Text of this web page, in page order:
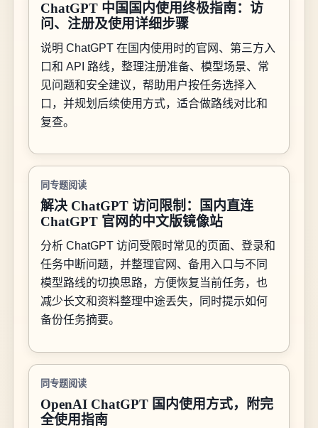
ChatGPT 中国国内使用终极指南：访
问、注册及使用详细步骤
说明 ChatGPT 在国内使用时的官网、第三方入
口和 API 路线，整理注册准备、模型场景、常
见问题和安全建议，帮助用户按任务选择入
口，并规划后续使用方式，适合做路线对比和
复查。
同专题阅读
解决 ChatGPT 访问限制：国内直连
ChatGPT 官网的中文版镜像站
分析 ChatGPT 访问受限时常见的页面、登录和
任务中断问题，并整理官网、备用入口与不同
模型路线的切换思路，方便恢复当前任务，也
减少长文和资料整理中途丢失，同时提示如何
备份任务摘要。
同专题阅读
OpenAI ChatGPT 国内使用方式，附完
全使用指南